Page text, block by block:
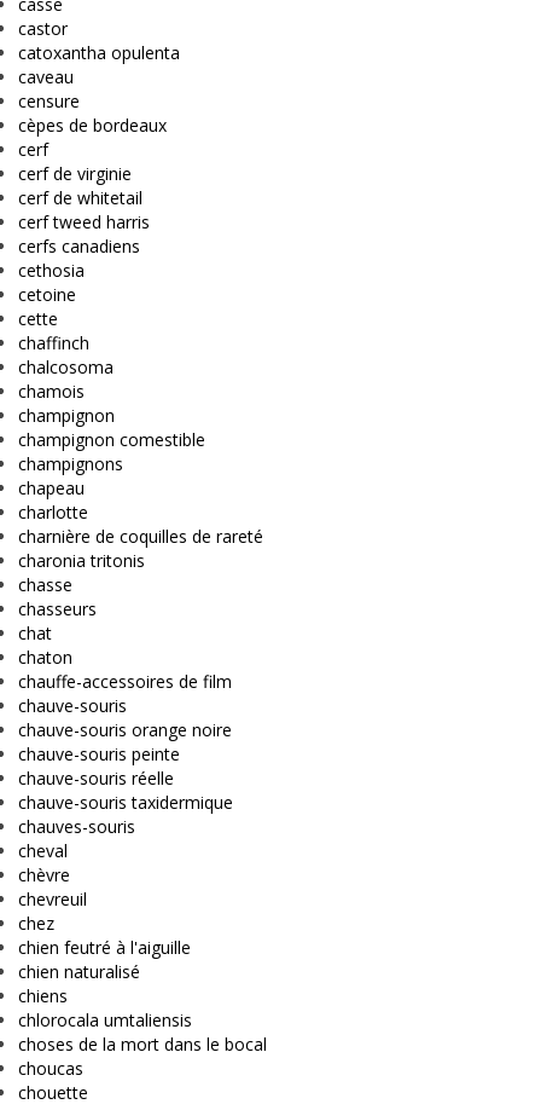
castor
catoxantha opulenta
caveau
censure
cèpes de bordeaux
cerf
cerf de virginie
cerf de whitetail
cerf tweed harris
cerfs canadiens
cethosia
cetoine
cette
chaffinch
chalcosoma
chamois
champignon
champignon comestible
champignons
chapeau
charlotte
charnière de coquilles de rareté
charonia tritonis
chasse
chasseurs
chat
chaton
chauffe-accessoires de film
chauve-souris
chauve-souris orange noire
chauve-souris peinte
chauve-souris réelle
chauve-souris taxidermique
chauves-souris
cheval
chèvre
chevreuil
chez
chien feutré à l'aiguille
chien naturalisé
chiens
chlorocala umtaliensis
choses de la mort dans le bocal
choucas
chouette